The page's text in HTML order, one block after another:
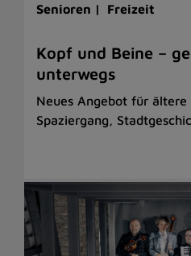
Senioren | Freizeit
Kopf und Beine –
unterwegs
Neues Angebot für ältere
Spaziergang,